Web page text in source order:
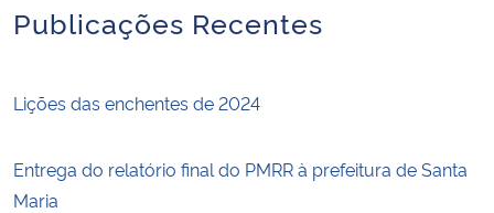
Publicações Recentes
Lições das enchentes de 2024
Entrega do relatório final do PMRR à prefeitura de Santa
Maria